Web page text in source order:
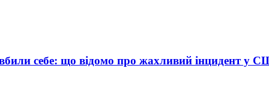
вбили себе: що відомо про жахливий інцидент у